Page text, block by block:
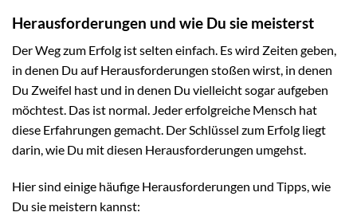
Herausforderungen und wie Du sie meisterst
Der Weg zum Erfolg ist selten einfach. Es wird Zeiten geben,
in denen Du auf Herausforderungen stoßen wirst, in denen
Du Zweifel hast und in denen Du vielleicht sogar aufgeben
möchtest. Das ist normal. Jeder erfolgreiche Mensch hat
diese Erfahrungen gemacht. Der Schlüssel zum Erfolg liegt
darin, wie Du mit diesen Herausforderungen umgehst.
Hier sind einige häufige Herausforderungen und Tipps, wie
Du sie meistern kannst: